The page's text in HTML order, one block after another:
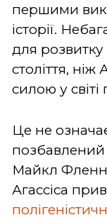
першими
історії.
для
століття, ніж
силою у світі
Це не
позбавлений
Майкл
Агассіса